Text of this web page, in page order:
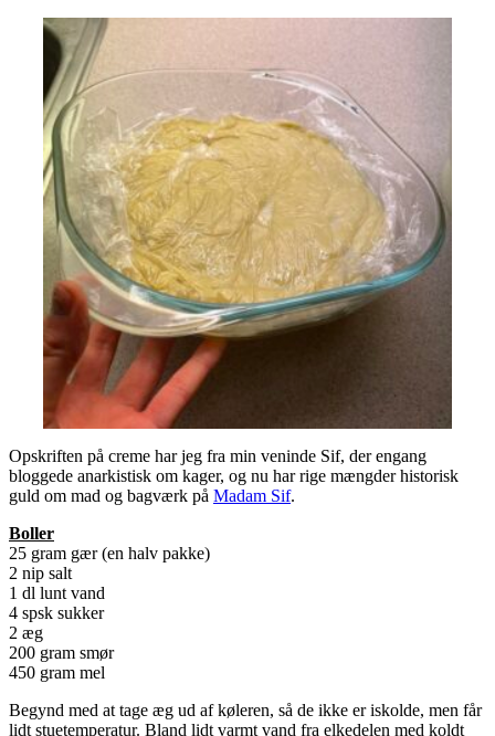
Opskriften på creme har jeg fra min veninde Sif, der engang
bloggede anarkistisk om kager, og nu har rige mængder historisk
guld om mad og bagværk på Madam Sif.
Boller
25 gram gær (en halv pakke)
2 nip salt
1 dl lunt vand
4 spsk sukker
2 æg
200 gram smør
450 gram mel
Begynd med at tage æg ud af køleren, så de ikke er iskolde, men får
lidt stuetemperatur. Bland lidt varmt vand fra elkedelen med koldt